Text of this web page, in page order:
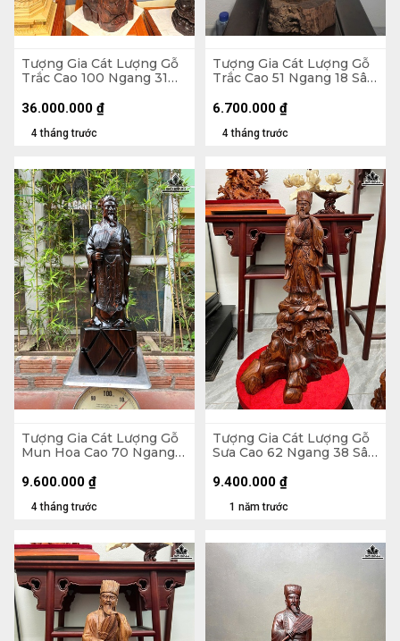
Tượng Gia Cát Lượng Gỗ
Trắc Cao 100 Ngang 31
4 tháng trước
36.000.000 ₫
Tượng Gia Cát Lượng Gỗ
Trắc Cao 51 Ngang 18 Sâu
4 tháng trước
6.700.000 ₫
Tượng Gia Cát Lượng Gỗ
Mun Hoa Cao 70 Ngang
4 tháng trước
9.600.000 ₫
Tượng Gia Cát Lượng Gỗ
Sưa Cao 62 Ngang 38 Sâu
1 năm trước
9.400.000 ₫